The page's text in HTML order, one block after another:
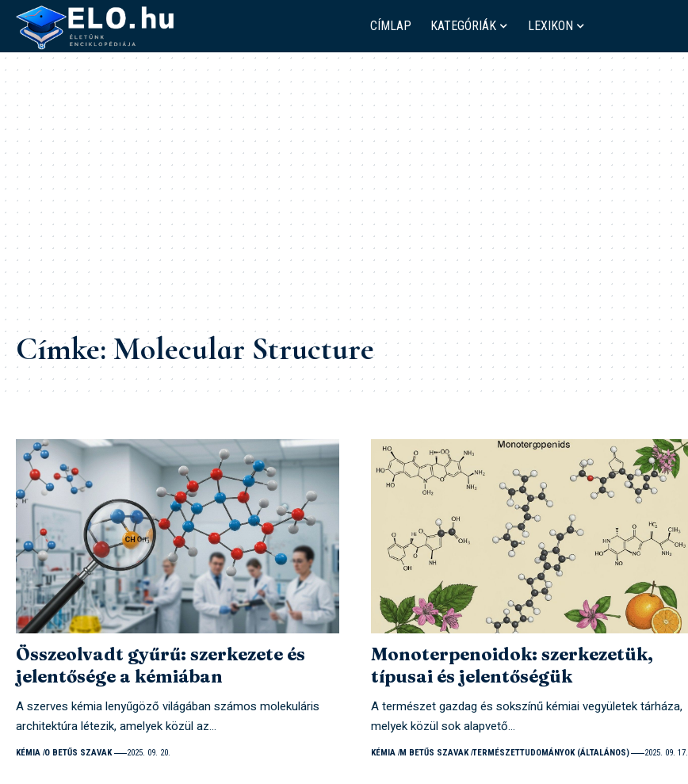
CÍMLAP KATEGÓRIÁK LEXIKON
Címke:Molecular Structure
Összeolvadt gyűrű: szerkezete és
jelentősége a kémiában
A szerves kémia lenyűgöző világában számos molekuláris
architektúra létezik, amelyek közül az…
KÉMIA O BETŰS SZAVAK 2025. 09. 20.
Monoterpenoidok: szerkezetük,
típusai és jelentőségük
A természet gazdag és sokszínű kémiai vegyületek tárháza,
melyek közül sok alapvető…
KÉMIA M BETŰS SZAVAK TERMÉSZETTUDOMÁNYOK (ÁLTALÁNOS) 2025. 09. 17.